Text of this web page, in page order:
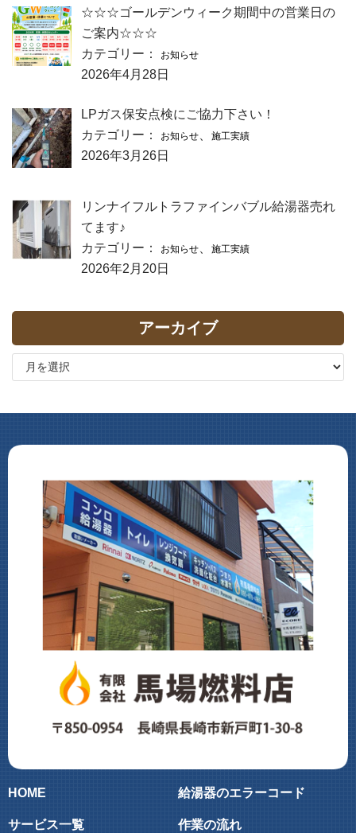
☆☆☆ゴールデンウィーク期間中の営業日の
ご案内☆☆☆
カテゴリー：
お知らせ
2026年4月28日
LPガス保安点検にご協力下さい！
カテゴリー：
お知らせ 施工実績
2026年3月26日
リンナイフルトラファインバブル給湯器売れ
てます♪
カテゴリー：
お知らせ 施工実績
2026年2月20日
アーカイブ
HOME
サービス一覧
給湯器のエラーコード
作業の流れ